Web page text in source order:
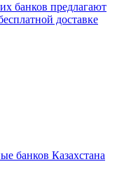
банков предлагают
доставке
банков Казахстана